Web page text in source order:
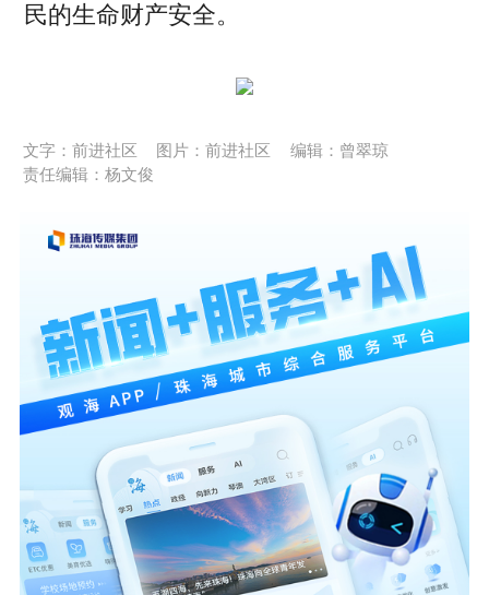
民的生命财产安全。
文字：前进社区 图片：前进社区
编辑：曾翠琼
责任编辑：杨文俊